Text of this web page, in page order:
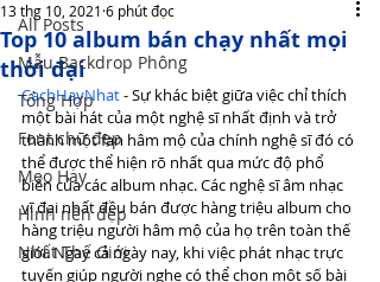
All Posts
Mẫu Backdrop Phông
Tổng Hợp
Font chữ đẹp
Mẹo Hay
Hình nền đẹp
Nhất Thế Giới
Top 10 album bán chạy nhất mọi
thời đại
13 thg 10, 2021 6 phút đọc
CachHayNhat - Sự khác biệt giữa việc chỉ thích
một bài hát của một nghệ sĩ nhất định và trở
thành một fan hâm mộ của chính nghệ sĩ đó có
thể được thể hiện rõ nhất qua mức độ phổ
biến của các album nhạc. Các nghệ sĩ âm nhạc
vĩ đại nhất đều bán được hàng triệu album cho
hàng triệu người hâm mộ của họ trên toàn thế
giới. Ngay cả ngày nay, khi việc phát nhạc trực
tuyến giúp người nghe có thể chọn một số bài